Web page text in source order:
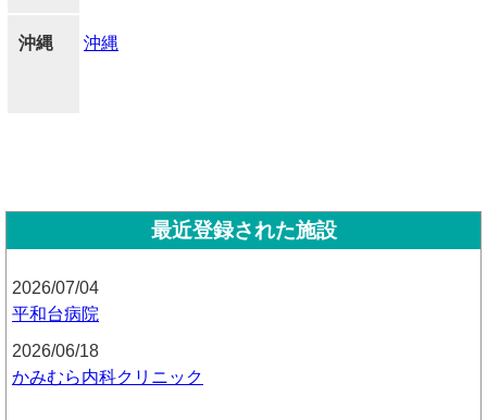
沖縄 沖縄
最近登録された施設
2026/07/04
平和台病院
2026/06/18
かみむら内科クリニック